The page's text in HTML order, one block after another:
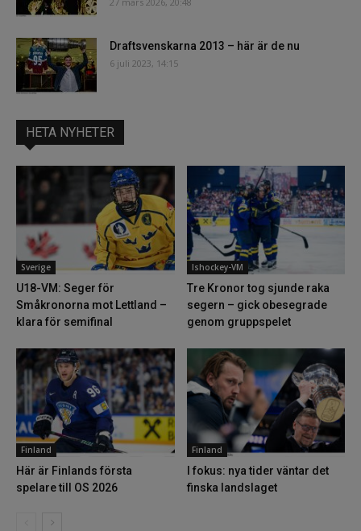
Draftsvenskarna 2013 – här är de nu
6 juli 2023, 14:15
HETA NYHETER
Sverige
U18-VM: Seger för
Småkronorna mot Lettland –
klara för semifinal
Ishockey-VM
Tre Kronor tog sjunde raka
segern – gick obesegrade
genom gruppspelet
Finland
Här är Finlands första
spelare till OS 2026
Finland
I fokus: nya tider väntar det
finska landslaget